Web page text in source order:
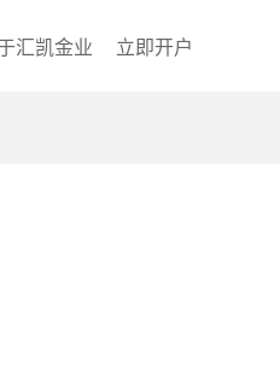
汇凯金业 立即开户